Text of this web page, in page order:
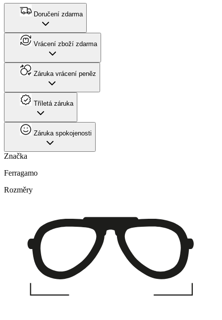
Doručení zdarma
Vrácení zboží zdarma
Záruka vrácení peněz
Tříletá záruka
Záruka spokojenosti
Značka
Ferragamo
Rozměry